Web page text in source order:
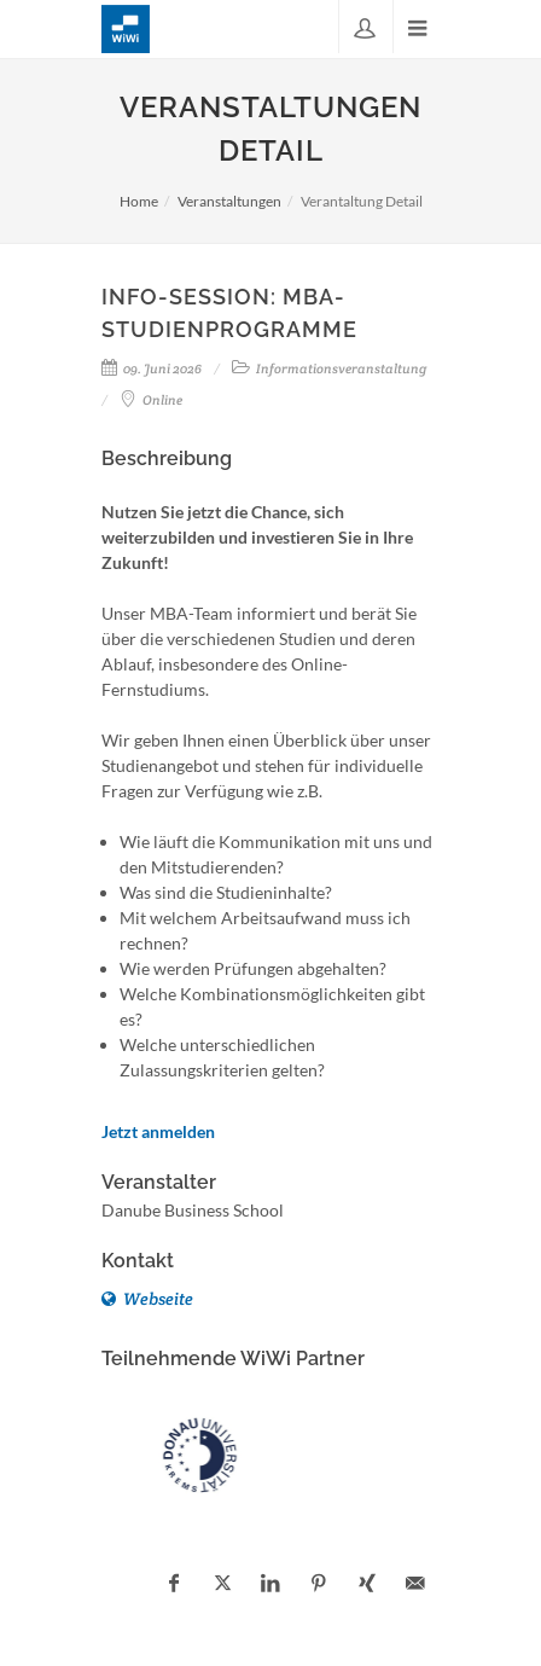
VERANSTALTUNGEN
DETAIL
Home Veranstaltungen Verantaltung Detail
INFO-SESSION: MBA-
STUDIENPROGRAMME
09. Juni 2026
Informationsveranstaltung
Online
Beschreibung
Nutzen Sie jetzt die Chance, sich
weiterzubilden und investieren Sie in Ihre
Zukunft!
Unser MBA-Team informiert und berät Sie
über die verschiedenen Studien und deren
Ablauf, insbesondere des Online-
Fernstudiums.
Wir geben Ihnen einen Überblick über unser
Studienangebot und stehen für individuelle
Fragen zur Verfügung wie z.B.
Wie läuft die Kommunikation mit uns und
den Mitstudierenden?
Was sind die Studieninhalte?
Mit welchem Arbeitsaufwand muss ich
rechnen?
Wie werden Prüfungen abgehalten?
Welche Kombinationsmöglichkeiten gibt
es?
Welche unterschiedlichen
Zulassungskriterien gelten?
Jetzt anmelden
Veranstalter
Danube Business School
Kontakt
Webseite
Teilnehmende WiWi Partner